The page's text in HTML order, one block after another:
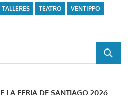
TALLERES TEATRO
VENTIPPO
BUSCAR
LA FERIA DE SANTIAGO 2026